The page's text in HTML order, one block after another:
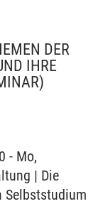
DER
IHRE
- Mo,
| Die
Selbststudium